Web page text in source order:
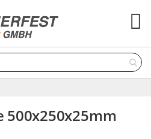
500x250x25mm